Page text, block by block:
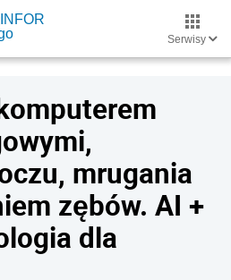
Serwisy
mrugania
zębów. AI +
dla